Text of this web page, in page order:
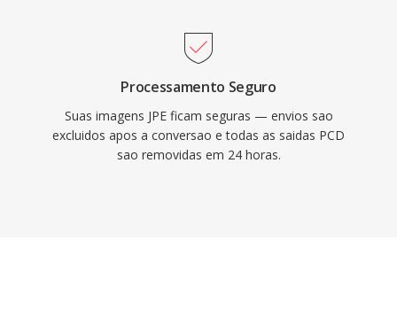
Processamento Seguro
Suas imagens JPE ficam seguras — envios sao
excluidos apos a conversao e todas as saidas PCD
sao removidas em 24 horas.